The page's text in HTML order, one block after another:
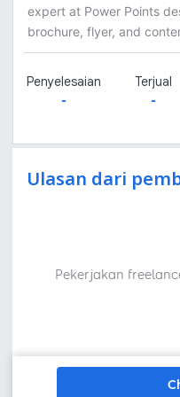
expert at Power Points
brochure, flyer, and
Penyelesaian
-
Terjual
-
Ulasan dari
Pekerjakan